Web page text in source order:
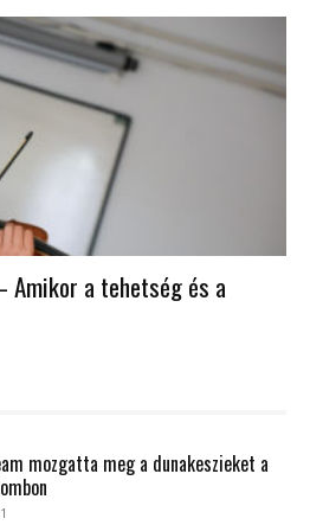
Amikor a tehetség és a
mozgatta meg a dunakeszieket a